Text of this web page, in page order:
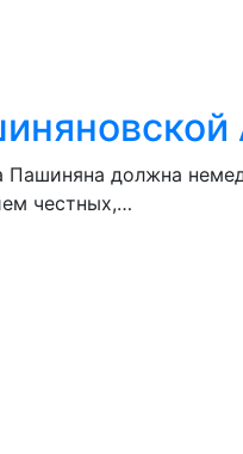
должна
честных,…